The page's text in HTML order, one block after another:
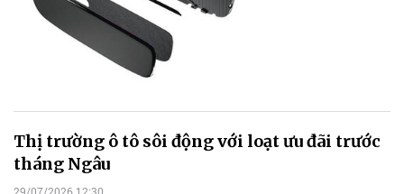
Thị trường ô tô sôi động với loạt ưu đãi trước
tháng Ngâu